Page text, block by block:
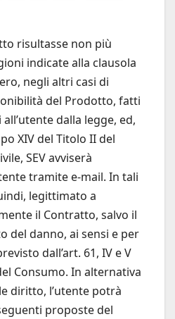
risultasse non più
indicate alla clausola
negli altri casi di
del Prodotto, fatti
dalla legge, ed,
XIV del Titolo II del
SEV avviserà
tramite e-mail. In tali
legittimato a
il Contratto, salvo il
del danno, ai sensi e per
dall’art. 61, IV e V
Consumo. In alternativa
diritto, l’utente potrà
proposte del